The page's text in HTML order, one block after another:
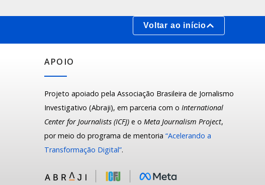
Voltar ao início
APOIO
Projeto apoiado pela Associação Brasileira de Jornalismo
Investigativo (Abraji), em parceria com o International
Center for Journalists (ICFJ)e o Meta Journalism Project,
por meio do programa de mentoria “Acelerando a
Transformação Digital”.